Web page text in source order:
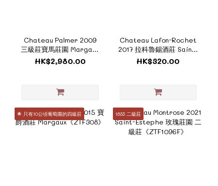
Chateau Palmer 2009
三級莊寶馬莊園 Margaux
《ZTF1117C》
HK$2,980.00
Chateau Lafon-Rochet
2017 拉科魯錫酒莊 Saint-
Estephe 四級莊 《
ZTF524C》
HK$320.00
🌟 只有10公頃葡萄園的四級莊 1855 二級莊